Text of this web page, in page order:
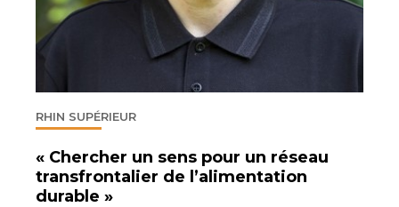
RHIN SUPÉRIEUR
« Chercher un sens pour un réseau
transfrontalier de l’alimentation
durable »